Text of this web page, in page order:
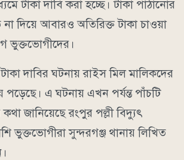
টাকা দাবি করা হচ্ছে। টাকা পাঠানোর
দিয়ে আবারও অতিরিক্ত টাকা চাওয়া
ভুক্তভোগীদের।
দাবির ঘটনায় রাইস মিল মালিকদের
পড়েছে। এ ঘটনায় এখন পর্যন্ত পাঁচটি
জানিয়েছে রংপুর পল্লী বিদ্যুৎ
ভুক্তভোগীরা সুন্দরগঞ্জ থানায় লিখিত